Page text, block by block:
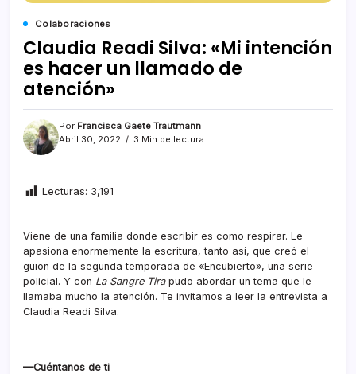
Colaboraciones
Claudia Readi Silva: «Mi intención
es hacer un llamado de
atención»
Por Francisca Gaete Trautmann
Abril 30, 2022
3 Min de lectura
Lecturas: 3,191
Viene de una familia donde escribir es como respirar. Le
apasiona enormemente la escritura, tanto así, que creó el
guion de la segunda temporada de «Encubierto», una serie
policial. Y con La Sangre Tirapudo abordar un tema que le
llamaba mucho la atención. Te invitamos a leer la entrevista a
Claudia Readi Silva.
—Cuéntanos de ti